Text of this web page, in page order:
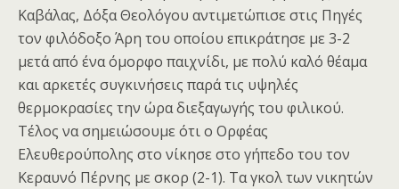
Καβάλας, Δόξα Θεολόγου αντιμετώπισε στις Πηγές
τον φιλόδοξο Άρη του οποίου επικράτησε με 3-2
μετά από ένα όμορφο παιχνίδι, με πολύ καλό θέαμα
και αρκετές συγκινήσεις παρά τις υψηλές
θερμοκρασίες την ώρα διεξαγωγής του φιλικού.
Τέλος να σημειώσουμε ότι ο Ορφέας
Ελευθερούπολης στο νίκησε στο γήπεδο του τον
Κεραυνό Πέρνης με σκορ (2-1). Τα γκολ των νικητών